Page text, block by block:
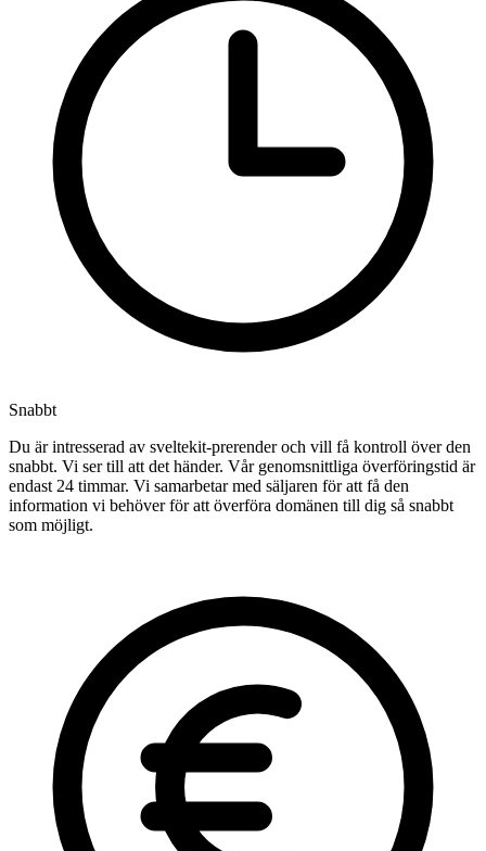
Snabbt
Du är intresserad av sveltekit-prerender och vill få kontroll över den
snabbt. Vi ser till att det händer. Vår genomsnittliga överföringstid är
endast 24 timmar. Vi samarbetar med säljaren för att få den
information vi behöver för att överföra domänen till dig så snabbt
som möjligt.